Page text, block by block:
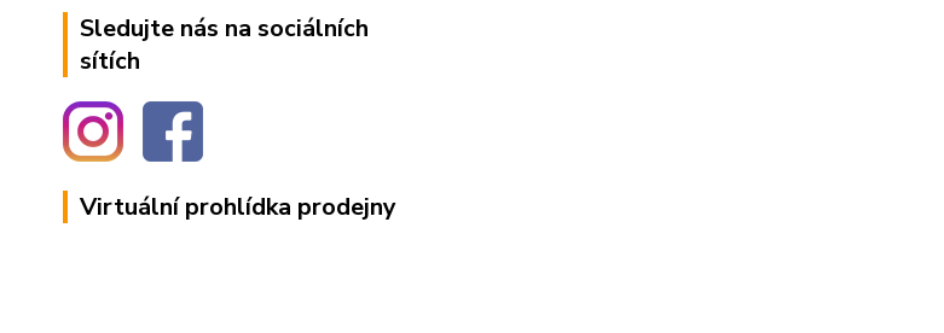
Sledujte nás na sociálních
sítích
Virtuální prohlídka prodejny